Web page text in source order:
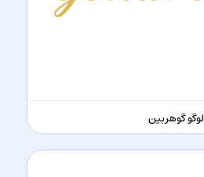
لوگو گوهربین